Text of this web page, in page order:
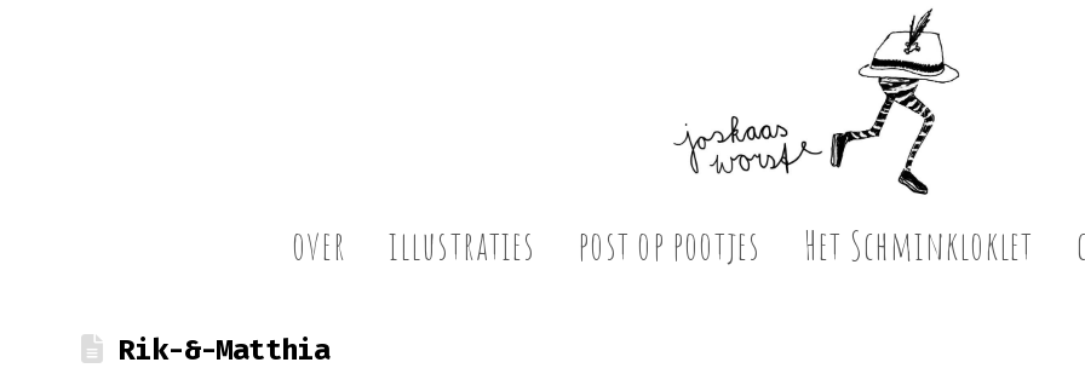
over illustraties post op pootjes Het Schminkloklet
Rik-&-Matthia